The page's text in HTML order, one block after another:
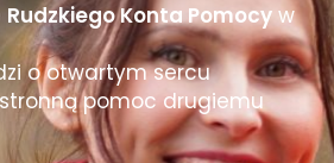
Rudzkiego Konta Pomocyw
o otwartym sercu
pomoc drugiemu